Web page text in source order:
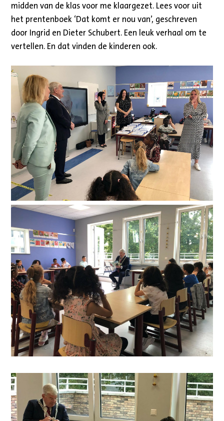
midden van de klas voor me klaargezet. Lees voor uit
het prentenboek ‘Dat komt er nou van’, geschreven
door Ingrid en Dieter Schubert. Een leuk verhaal om te
vertellen. En dat vinden de kinderen ook.